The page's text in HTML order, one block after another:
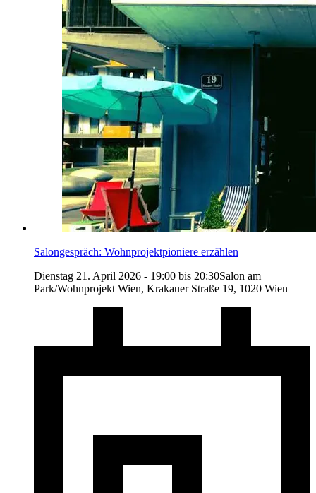
Salongespräch: Wohnprojektpioniere erzählen
Dienstag 21. April 2026 - 19:00 bis 20:30Salon am
Park/Wohnprojekt Wien, Krakauer Straße 19, 1020 Wien